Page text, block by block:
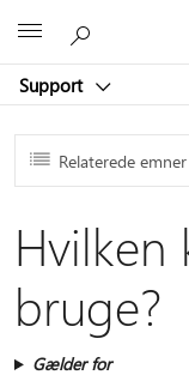
Support
Relaterede emner
bruge?
Gælder for